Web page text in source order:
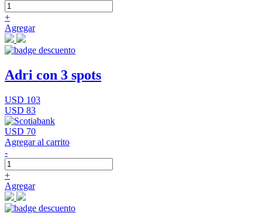
+
Agregar
Adri con 3 spots
USD 103
USD 83
USD 70
Agregar al carrito
-
+
Agregar